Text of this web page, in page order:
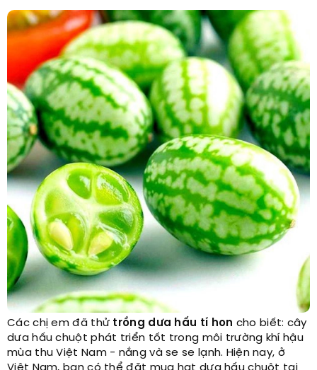
Các chị em đã thử trồng dưa hấu tí hon cho biết: cây
dưa hấu chuột phát triển tốt trong môi trường khí hậu
mùa thu Việt Nam - nắng và se se lạnh. Hiện nay, ở